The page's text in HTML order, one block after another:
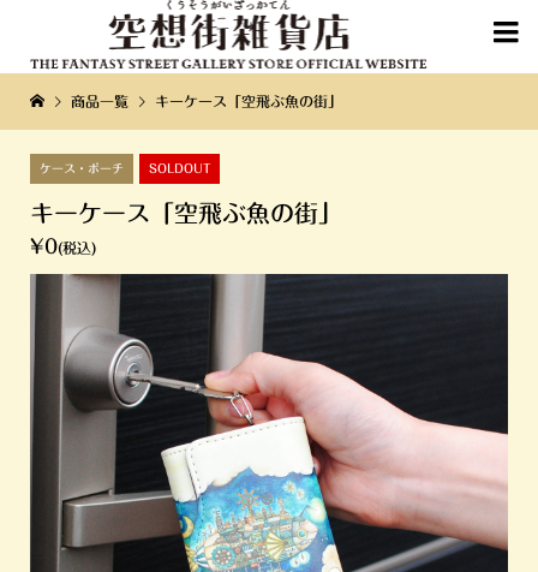

商品一覧 キーケース「空飛ぶ魚の街」
ケース・ポーチ SOLDOUT
キーケース「空飛ぶ魚の街」
¥0(税込)